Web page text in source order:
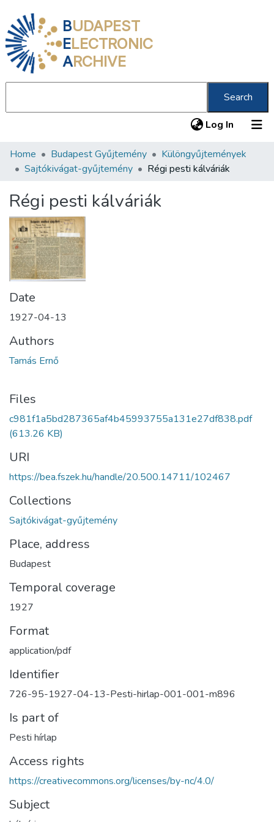
BUDAPEST
ELECTRONIC
ARCHIVE
Search
Log In (current)
Communities & Collections
Statistics
About us
Home Budapest Gyűjtemény
Különgyűjtemények
Sajtókivágat-gyűjtemény
Régi pesti kálváriák
Régi pesti kálváriák
Date
1927-04-13
Authors
Tamás Ernő
Files
c981f1a5bd287365af4b45993755a131e27df838.pdf
(613.26 KB)
URI
https://bea.fszek.hu/handle/20.500.14711/102467
Collections
Sajtókivágat-gyűjtemény
Place, address
Budapest
Temporal coverage
1927
Format
application/pdf
Identifier
726-95-1927-04-13-Pesti-hirlap-001-001-m896
Is part of
Pesti hírlap
Access rights
https://creativecommons.org/licenses/by-nc/4.0/
Subject